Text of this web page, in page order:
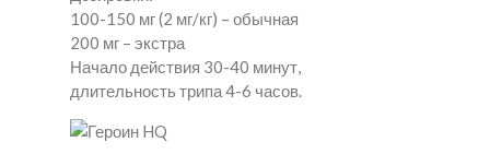
100-150 мг (2 мг/кг) – обычная
200 мг – экстра
Начало действия 30-40 минут,
длительность трипа 4-6 часов.